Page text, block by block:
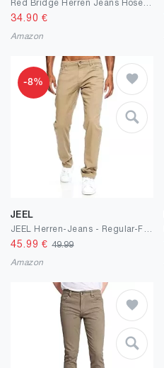
34.90 €
Amazon
-8%
JEEL
45.99 €49.99
Amazon